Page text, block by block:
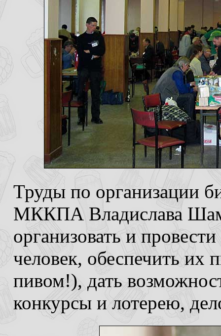
Труды по организации
МККПА Владислава
организовать и
человек, обеспечить их
пивом!), дать
конкурсы и лотерею,